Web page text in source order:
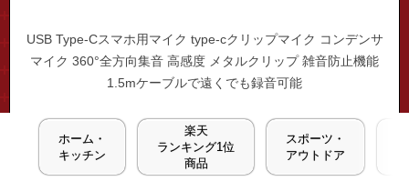
USB Type-Cスマホ用マイク type-cクリップマイク コンデンサ
マイク 360°全方向集音 高感度 メタルクリップ 雑音防止機能
1.5mケーブルで遠くでも録音可能
3,480円
楽天スーパーSALE特別価格
1,740円
50%
ホーム・
キッチン
楽天
ランキング1位
商品
スポーツ・
アウトドア